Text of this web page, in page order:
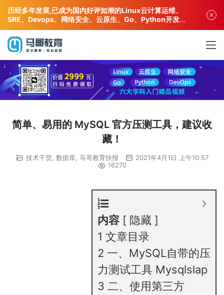
简单、易用的 MySQL 官方压测工具，建议收
藏！
技术干货, 数据库, 马哥教育快报
2021年4月1日 上午10:57
16270
内容
隐藏
1 文章目录
2 一、MySQL自带的压
力测试工具 Mysqlslap
3 二、使用第三方
历经多年发展,已成为国内好评如潮的Linux云计算运维、
SRE、Devops、网络安全、云原生、Go、Python开发专
业人才培训机构!